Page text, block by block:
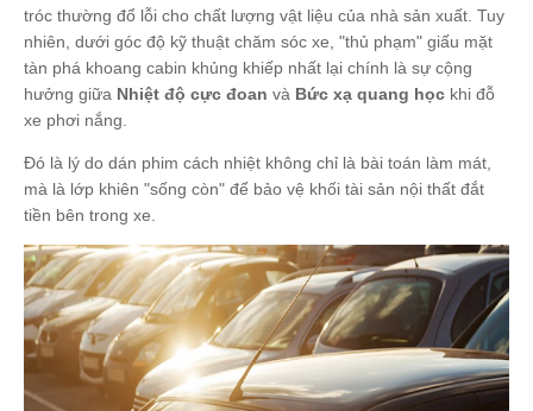
tróc thường đổ lỗi cho chất lượng vật liệu của nhà sản xuất. Tuy
nhiên, dưới góc độ kỹ thuật chăm sóc xe, "thủ phạm" giấu mặt
tàn phá khoang cabin khủng khiếp nhất lại chính là sự cộng
hưởng giữa Nhiệt độ cực đoan và Bức xạ quang học khi đỗ
xe phơi nắng.
Đó là lý do dán phim cách nhiệt không chỉ là bài toán làm mát,
mà là lớp khiên "sống còn" để bảo vệ khối tài sản nội thất đắt
tiền bên trong xe.